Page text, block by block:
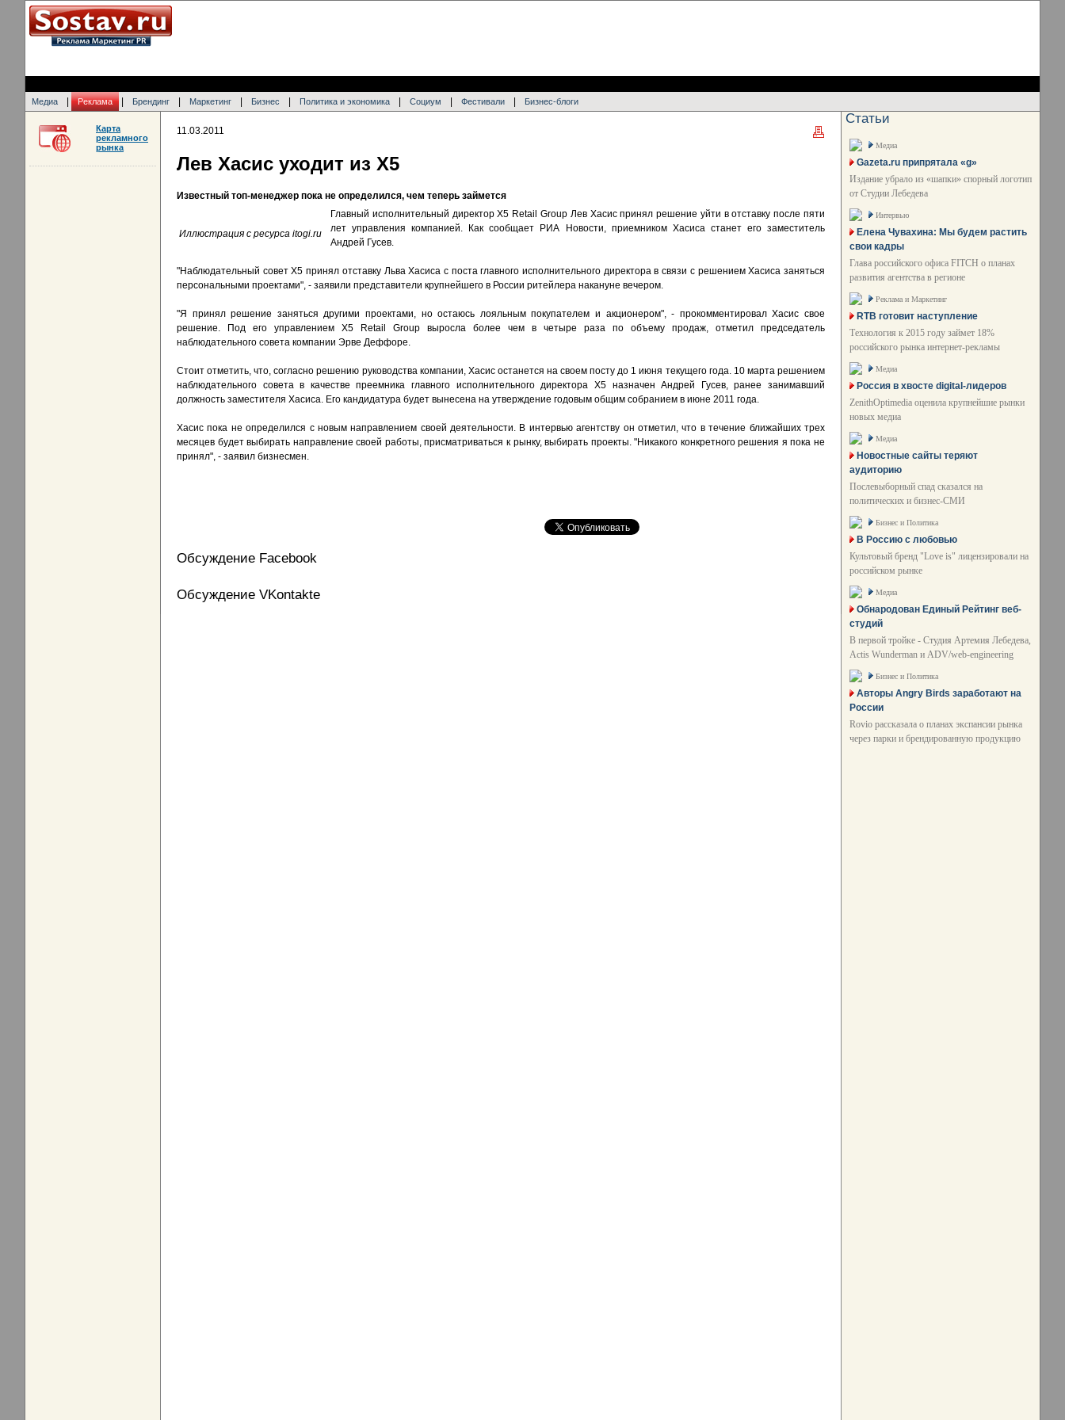
Медиа Реклама Брендинг Маркетинг Бизнес Политика и экономика Социум Фестивали Бизнес-блоги
11.03.2011
Лев Хасис уходит из X5
Известный топ-менеджер пока не определился, чем теперь займется
Иллюстрация с ресурса itogi.ru
Главный исполнительный директор X5 Retail Group Лев Хасис принял решение уйти в отставку после пяти
лет управления компанией. Как сообщает РИА Новости, приемником Хасиса станет его заместитель
Андрей Гусев.
"Наблюдательный совет X5 принял отставку Льва Хасиса с поста главного исполнительного директора в связи с решением Хасиса заняться
персональными проектами", - заявили представители крупнейшего в России ритейлера накануне вечером.
"Я принял решение заняться другими проектами, но остаюсь лояльным покупателем и акционером", - прокомментировал Хасис свое
решение. Под его управлением X5 Retail Group выросла более чем в четыре раза по объему продаж, отметил председатель
наблюдательного совета компании Эрве Деффоре.
Стоит отметить, что, согласно решению руководства компании, Хасис останется на своем посту до 1 июня текущего года. 10 марта решением
наблюдательного совета в качестве преемника главного исполнительного директора X5 назначен Андрей Гусев, ранее занимавший
должность заместителя Хасиса. Его кандидатура будет вынесена на утверждение годовым общим собранием в июне 2011 года.
Хасис пока не определился с новым направлением своей деятельности. В интервью агентству он отметил, что в течение ближайших трех
месяцев будет выбирать направление своей работы, присматриваться к рынку, выбирать проекты. "Никакого конкретного решения я пока не
принял", - заявил бизнесмен.
Обсуждение Facebook
Обсуждение VKontakte
Карта
рекламного
рынка
Статьи
Медиа
Gazeta.ru припрятала «g»
Издание убрало из «шапки» спорный логотип
от Студии Лебедева
Интервью
Елена Чувахина: Мы будем растить
свои кадры
Глава российского офиса FITCH о планах
развития агентства в регионе
Реклама и Маркетинг
RTB готовит наступление
Технология к 2015 году займет 18%
российского рынка интернет-рекламы
Медиа
Россия в хвосте digital-лидеров
ZenithOptimedia оценила крупнейшие рынки
новых медиа
Медиа
Новостные сайты теряют
аудиторию
Послевыборный спад сказался на
политических и бизнес-СМИ
Бизнес и Политика
В Россию с любовью
Культовый бренд "Love is" лицензировали на
российском рынке
Медиа
Обнародован Единый Рейтинг веб-
студий
В первой тройке - Студия Артемия Лебедева,
Actis Wunderman и ADV/web-engineering
Бизнес и Политика
Авторы Angry Birds заработают на
России
Rovio рассказала о планах экспансии рынка
через парки и брендированную продукцию